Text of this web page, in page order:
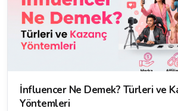
İnfluencer Ne Demek? Türleri ve
Yöntemleri